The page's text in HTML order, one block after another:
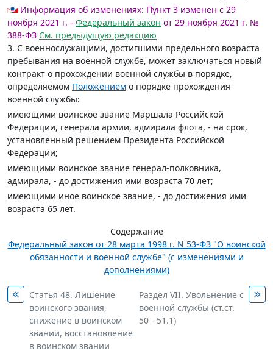
Информация об изменениях: Пункт 3 изменен с 29
ноября 2021 г. - Федеральный закон от 29 ноября 2021 г. №
388-ФЗ См. предыдущую редакцию
3. С военнослужащими, достигшими предельного возраста
пребывания на военной службе, может заключаться новый
контракт о прохождении военной службы в порядке,
определяемом Положением о порядке прохождения
военной службы:
имеющими воинское звание Маршала Российской
Федерации, генерала армии, адмирала флота, - на срок,
установленный решением Президента Российской
Федерации;
имеющими воинское звание генерал-полковника,
адмирала, - до достижения ими возраста 70 лет;
имеющими иное воинское звание, - до достижения ими
возраста 65 лет.
Содержание
Федеральный закон от 28 марта 1998 г. N 53-ФЗ "О воинской
обязанности и военной службе" (с изменениями и
дополнениями)
Статья 48. Лишение
воинского звания,
снижение в воинском
звании, восстановление
в воинском звании
Раздел VII. Увольнение с
военной службы (ст.ст.
50 - 51.1)